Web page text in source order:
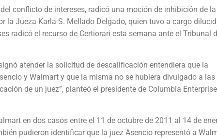
conflicto de intereses, radicó una moción de inhibición de la
la Jueza Karla S. Mellado Delgado, quien tuvo a cargo
radicó el recurso de Certiorari esta semana ante el Tribunal
atender la solicitud de descalificación entendiera que la
y Walmart y que la misma no se hubiera divulgado a las
de un juez”, planteó el presidente de Columbia
en dos casos entre el 11 de octubre de 2011 al 14 de
pudieron identificar que la juez Asencio representó a